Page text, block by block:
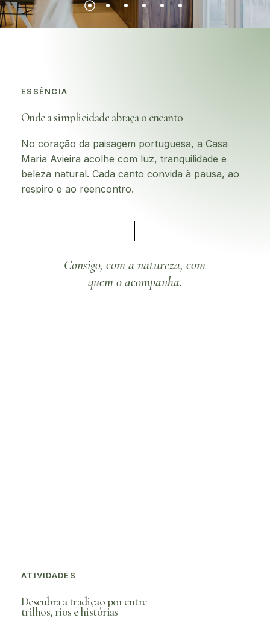
ESSÊNCIA
Ondeasimplicidade abraça o encanto
No coração da paisagem portuguesa, a Casa
Maria Avieira acolhe com luz, tranquilidade e
beleza natural. Cada canto convida à pausa, ao
respiro e ao reencontro.
Consigo, com a natureza, com
quem o acompanha.
ATIVIDADES
Descubra a tradiçãoporentre
trilhos, rios ehistórias